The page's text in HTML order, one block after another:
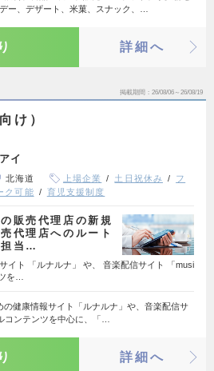
ー、デザート、米菓、スナック、…
詳細へ
掲載期間 26/08/06～26/08/19
け）
イ
北海道 上場企業 土日祝休み
フ
ク可能 育児支援制度
販売代理店の新規
代理店へのルート
担当…
イト 「ルナルナ」 や、 音楽配信サイト 「musi
を…
の健康情報サイト「ルナルナ」や、音楽配信サ
コンテンツを中心に、「…
詳細へ